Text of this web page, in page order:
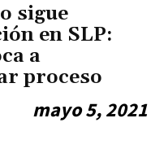
sigue
en SLP:
a
proceso
mayo 5, 2021